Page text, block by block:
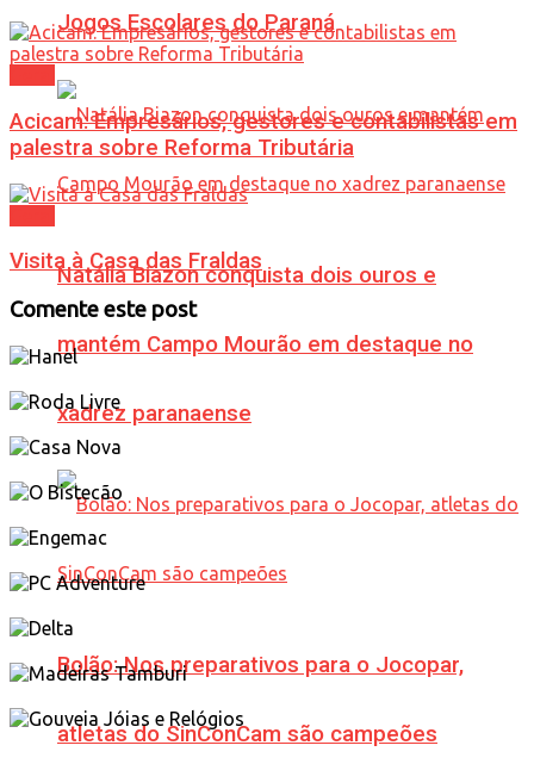
Jogos Escolares do Paraná
Natália Biazon conquista dois ouros e
mantém Campo Mourão em destaque no
xadrez paranaense
Bolão: Nos preparativos para o Jocopar,
atletas do SinConCam são campeões
Acicam: Empresários, gestores e contabilistas em
palestra sobre Reforma Tributária
Visita à Casa das Fraldas
Comente este post